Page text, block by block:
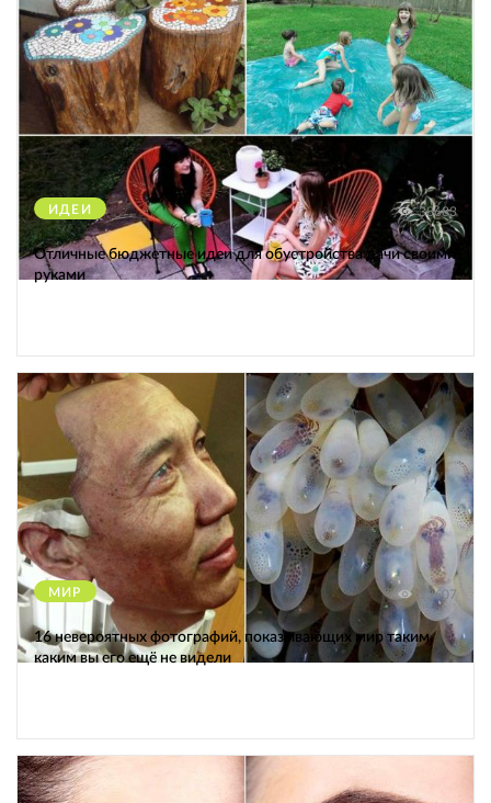
ИДЕИ 38683
Отличные бюджетные идеи для обустройства дачи своими
руками
МИР 12607
16 невероятных фотографий, показывающих мир таким,
каким вы его ещё не видели